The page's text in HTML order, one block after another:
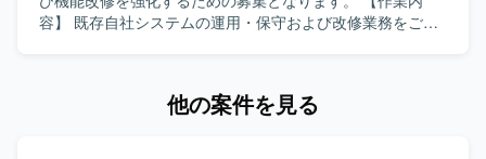
発、テストまで一貫して携わることができます。電力や
想定しており、Python（Lambda）やAPI Gateway、
容】 既存自社システムの運用・保守および改修業務をご担
施していただきます。AIツールを活用した効率的な開発を
他の案件を見る